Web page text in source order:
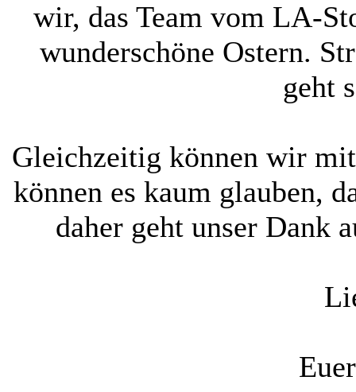
wir, das Team vom LA-
wunderschöne Ostern.
geht
Gleichzeitig können wir
können es kaum glauben,
daher geht unser Dank